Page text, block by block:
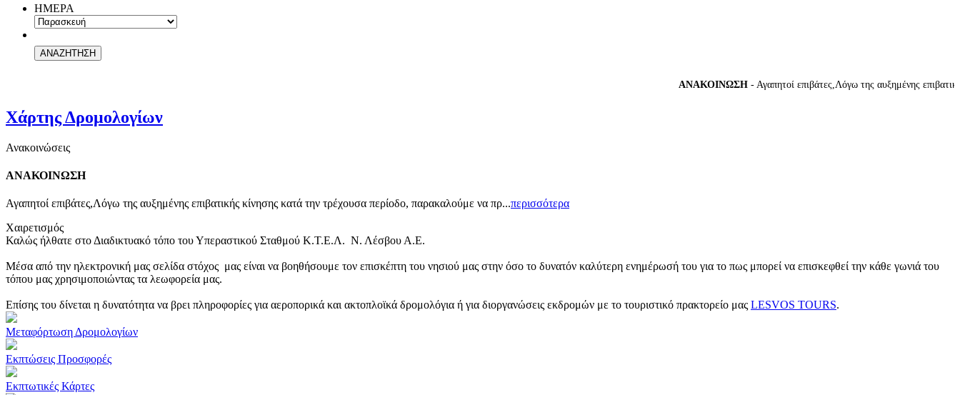
ΗΜΕΡΑ
ΑΝΑΚΟΙΝΩΣΗ- Αγαπητοί επιβάτες,Λόγω της αυξημένης επιβατικής
Χάρτης Δρομολογίων
Ανακοινώσεις
ΑΝΑΚΟΙΝΩΣΗ
Αγαπητοί επιβάτες,Λόγω της αυξημένης επιβατικής κίνησης κατά την τρέχουσα περίοδο, παρακαλούμε να πρ...περισσότερα
Χαιρετισμός
Καλώς ήλθατε στο Διαδικτυακό τόπο του Υπεραστικού Σταθμού Κ.Τ.Ε.Λ. Ν. Λέσβου Α.Ε.
Μέσα από την ηλεκτρονική μας σελίδα στόχος μας είναι να βοηθήσουμε τον επισκέπτη του νησιού μας στην όσο το δυνατόν καλύτερη ενημέρωσή του για το πως μπορεί να επισκεφθεί την κάθε γωνιά του
τόπου μας χρησιμοποιώντας τα λεωφορεία μας.
Επίσης του δίνεται η δυνατότητα να βρει πληροφορίες για αεροπορικά και ακτοπλοϊκά δρομολόγια ή για διοργανώσεις εκδρομών με το τουριστικό πρακτορείο μας LESVOS TOURS.
Μεταφόρτωση Δρομολογίων
Εκπτώσεις Προσφορές
Εκπτωτικές Κάρτες